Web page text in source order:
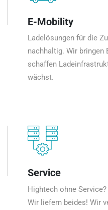
E-Mobility
Ladelösungen für die
nachhaltig. Wir bringen
schaffen
wächst.
Service
Hightech ohne
Wir liefern beides! Wir